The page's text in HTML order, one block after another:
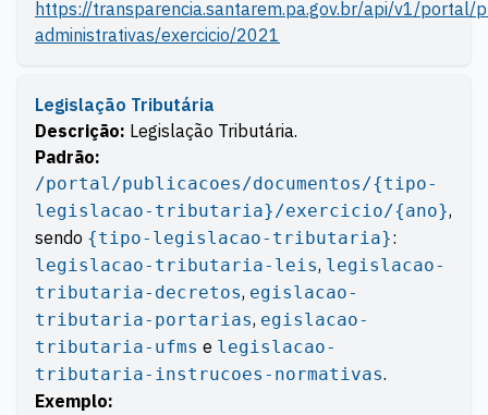
https://transparencia.santarem.pa.gov.br/api/v1/portal/
administrativas/exercicio/2021
Legislação Tributária
Descrição: Legislação Tributária.
Padrão:
/portal/publicacoes/documentos/{tipo-
legislacao-tributaria}/exercicio/{ano},
sendo {tipo-legislacao-tributaria}:
legislacao-tributaria-leis, legislacao-
tributaria-decretos, egislacao-
tributaria-portarias, egislacao-
tributaria-ufms e legislacao-
tributaria-instrucoes-normativas.
Exemplo: